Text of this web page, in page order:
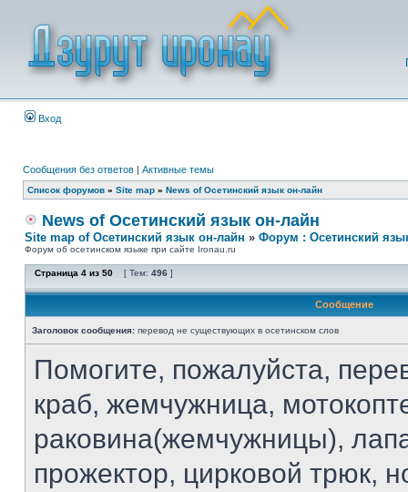
Вход
Сообщения без ответов | Активные темы
Список форумов » Site map » News of Осетинский язык он-лайн
News of Осетинский язык он-лайн
Site map of Осетинский язык он-лайн » Форум : Осетинский
Форум об осетинском языке при сайте Ironau.ru
Страница 4 из 50 [ Тем: 496 ]
Сообщение
Заголовок сообщения: перевод не существующих в осетинском слов
Помогите, пожалуйста,
краб, жемчужница,
раковина(жемчужницы),
прожектор, цирковой трюк,